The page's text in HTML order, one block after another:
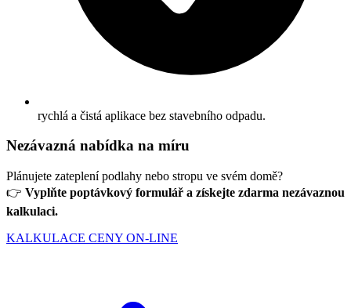
rychlá a čistá aplikace bez stavebního odpadu.
Nezávazná nabídka na míru
Plánujete zateplení podlahy nebo stropu ve svém domě?
👉 Vyplňte poptávkový formulář a získejte zdarma nezávaznou
kalkulaci.
KALKULACE CENY ON-LINE